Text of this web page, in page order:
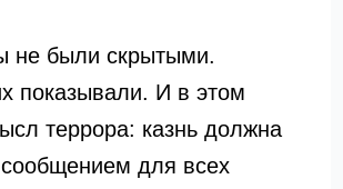
не были скрытыми.
показывали. И в этом
террора: казнь должна
для всех